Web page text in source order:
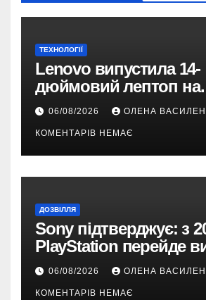
ТЕХНОЛОГІЇ
Lenovo випустила 14-
дюймовий лептоп на
Snapdragon X2 з
понад 33 години
06/08/2026 ОЛЕНА
КОМЕНТАРІВ НЕМАЄ
ДОЗВІЛЛЯ
Sony підтверджує: з
PlayStation перейде
на цифрові ігри
06/08/2026 ОЛЕНА
КОМЕНТАРІВ НЕМАЄ